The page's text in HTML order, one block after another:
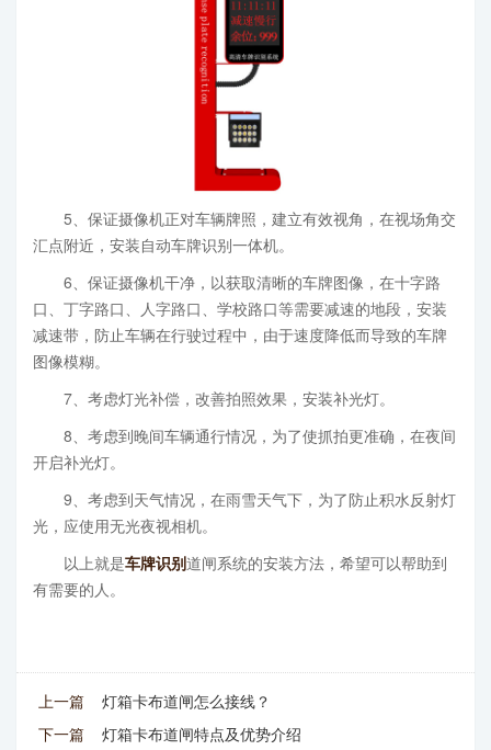
5、保证摄像机正对车辆牌照，建立有效视角，在视场角交
汇点附近，安装自动车牌识别一体机。
6、保证摄像机干净，以获取清晰的车牌图像，在十字路
口、丁字路口、人字路口、学校路口等需要减速的地段，安装
减速带，防止车辆在行驶过程中，由于速度降低而导致的车牌
图像模糊。
7、考虑灯光补偿，改善拍照效果，安装补光灯。
8、考虑到晚间车辆通行情况，为了使抓拍更准确，在夜间
开启补光灯。
9、考虑到天气情况，在雨雪天气下，为了防止积水反射灯
光，应使用无光夜视相机。
以上就是车牌识别道闸系统的安装方法，希望可以帮助到
有需要的人。
上一篇 灯箱卡布道闸怎么接线？
下一篇 灯箱卡布道闸特点及优势介绍